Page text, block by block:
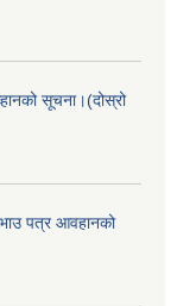
सूचना।(दोस्रो
पत्र आवहानको